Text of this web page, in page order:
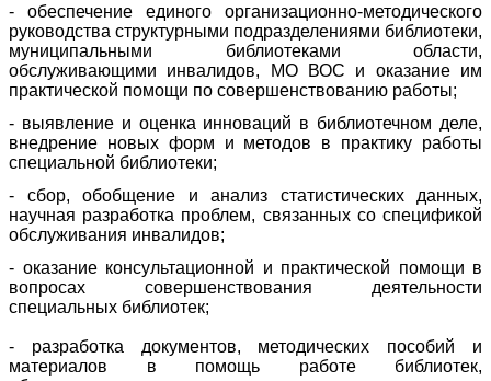
- обеспечение единого организационно-методического
руководства структурными подразделениями библиотеки,
муниципальными библиотеками области,
обслуживающими инвалидов, МО ВОС и оказание им
практической помощи по совершенствованию работы;
- выявление и оценка инноваций в библиотечном деле,
внедрение новых форм и методов в практику работы
специальной библиотеки;
- сбор, обобщение и анализ статистических данных,
научная разработка проблем, связанных со спецификой
обслуживания инвалидов;
- оказание консультационной и практической помощи в
вопросах совершенствования деятельности
специальных библиотек;
- разработка документов, методических пособий и
материалов в помощь работе библиотек,